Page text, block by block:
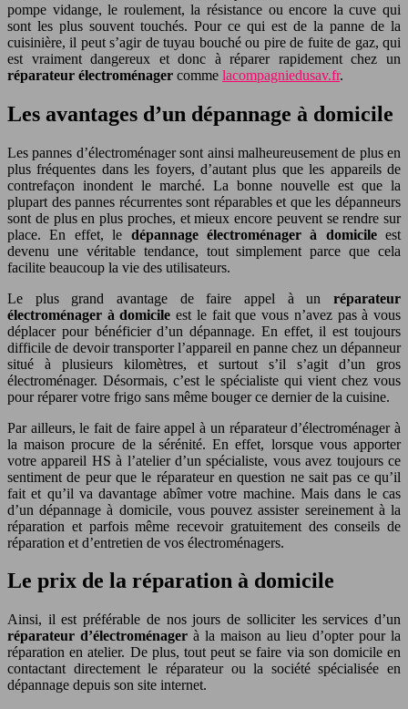
pompe vidange, le roulement, la résistance ou encore la cuve qui
sont les plus souvent touchés. Pour ce qui est de la panne de la
cuisinière, il peut s’agir de tuyau bouché ou pire de fuite de gaz, qui
est vraiment dangereux et donc à réparer rapidement chez un
réparateur électroménager comme lacompagniedusav.fr.
Les avantages d’un dépannage à domicile
Les pannes d’électroménager sont ainsi malheureusement de plus en
plus fréquentes dans les foyers, d’autant plus que les appareils de
contrefaçon inondent le marché. La bonne nouvelle est que la
plupart des pannes récurrentes sont réparables et que les dépanneurs
sont de plus en plus proches, et mieux encore peuvent se rendre sur
place. En effet, le dépannage électroménager à domicileest
devenu une véritable tendance, tout simplement parce que cela
facilite beaucoup la vie des utilisateurs.
Le plus grand avantage de faire appel à un réparateur
électroménager à domicile est le fait que vous n’avez pas à vous
déplacer pour bénéficier d’un dépannage. En effet, il est toujours
difficile de devoir transporter l’appareil en panne chez un dépanneur
situé à plusieurs kilomètres, et surtout s’il s’agit d’un gros
électroménager. Désormais, c’est le spécialiste qui vient chez vous
pour réparer votre frigo sans même bouger ce dernier de la cuisine.
Par ailleurs, le fait de faire appel à un réparateur d’électroménager à
la maison procure de la sérénité. En effet, lorsque vous apporter
votre appareil HS à l’atelier d’un spécialiste, vous avez toujours ce
sentiment de peur que le réparateur en question ne sait pas ce qu’il
fait et qu’il va davantage abîmer votre machine. Mais dans le cas
d’un dépannage à domicile, vous pouvez assister sereinement à la
réparation et parfois même recevoir gratuitement des conseils de
réparation et d’entretien de vos électroménagers.
Le prix de la réparation à domicile
Ainsi, il est préférable de nos jours de solliciter les services d’un
réparateur d’électroménager à la maison au lieu d’opter pour la
réparation en atelier. De plus, tout peut se faire via son domicile en
contactant directement le réparateur ou la société spécialisée en
dépannage depuis son site internet.